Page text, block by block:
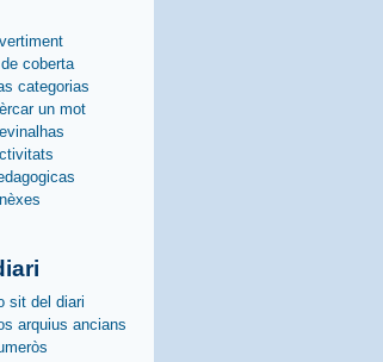
coberta
categorias
un mot
sit del diari
arquius ancians